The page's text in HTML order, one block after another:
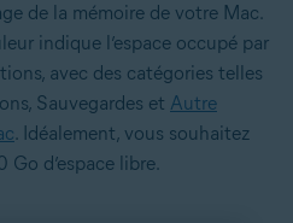
de la mémoire de votre Mac.
indique l’espace occupé par
avec des catégories telles
Sauvegardes et Autre
. Idéalement, vous souhaitez
Go d’espace libre.